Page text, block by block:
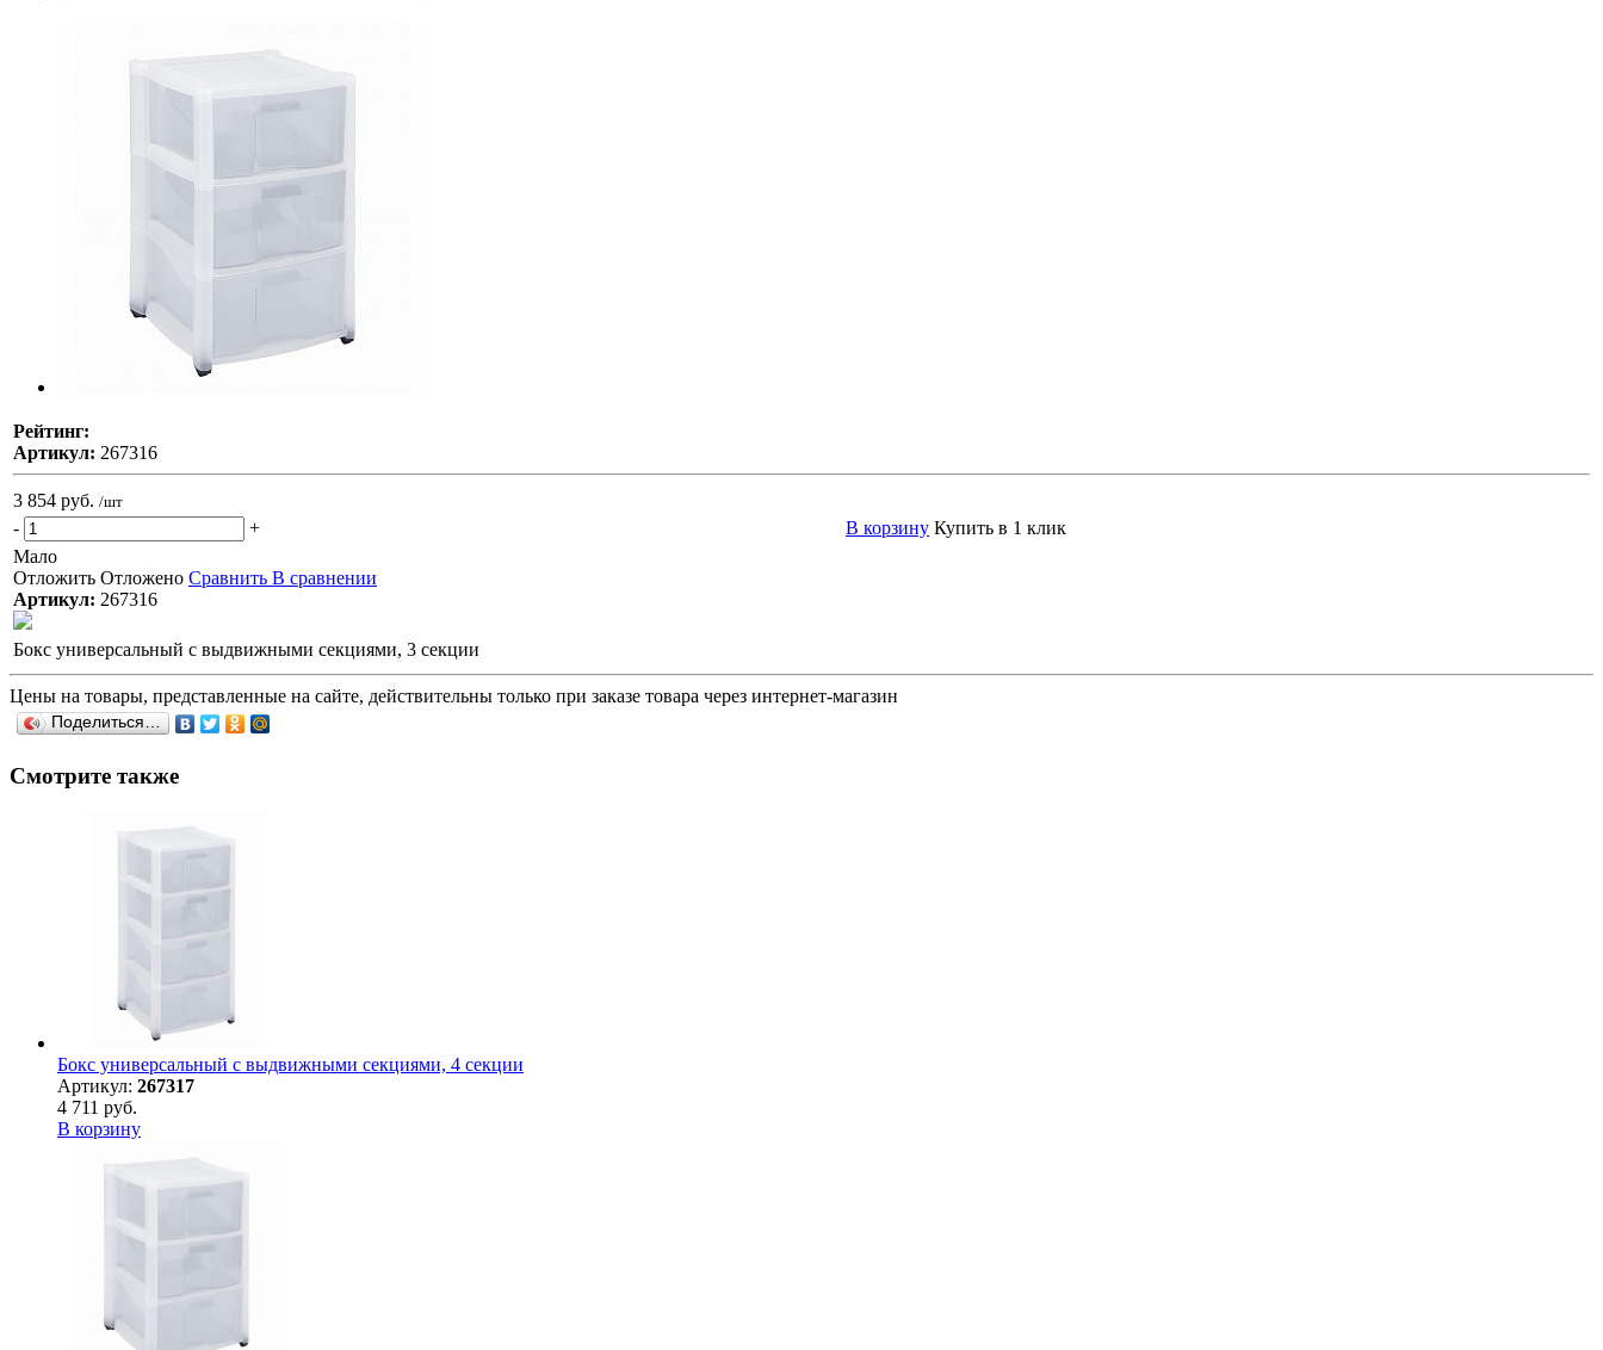
Рейтинг:
Артикул: 267316
3 854 руб. /шт
- + В корзину Купить в 1 клик
Мало
Отложить Отложено Сравнить В сравнении
Артикул: 267316
Бокс универсальный с выдвижными секциями, 3 секции
Цены на товары, представленные на сайте, действительны только при заказе товара через интернет-магазин
Поделиться…
Смотрите также
Бокс универсальный с выдвижными секциями, 4 секции
Артикул: 267317
4 711 руб.
В корзину